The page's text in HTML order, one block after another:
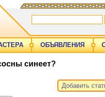
ОБЪЯВЛЕНИЯ
синеет?
Добавить